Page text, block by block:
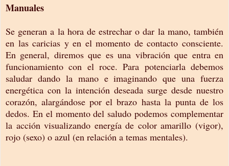
Manuales
Se generan a la hora de estrechar o dar la mano, también
en las caricias y en el momento de contacto consciente.
En general, diremos que es una vibración que entra en
funcionamiento con el roce. Para potenciarla debemos
saludar dando la mano e imaginando que una fuerza
energética con la intención deseada surge desde nuestro
corazón, alargándose por el brazo hasta la punta de los
dedos. En el momento del saludo podemos complementar
la acción visualizando energía de color amarillo (vigor),
rojo (sexo) o azul (en relación a temas mentales).